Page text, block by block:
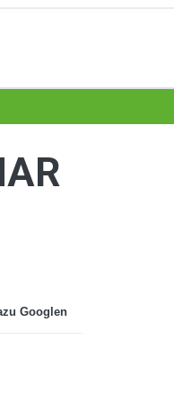
Googlen